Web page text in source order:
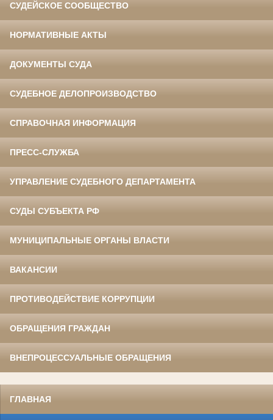
СУДЕЙСКОЕ СООБЩЕСТВО
НОРМАТИВНЫЕ АКТЫ
ДОКУМЕНТЫ СУДА
СУДЕБНОЕ ДЕЛОПРОИЗВОДСТВО
СПРАВОЧНАЯ ИНФОРМАЦИЯ
ПРЕСС-СЛУЖБА
УПРАВЛЕНИЕ СУДЕБНОГО ДЕПАРТАМЕНТА
СУДЫ СУБЪЕКТА РФ
МУНИЦИПАЛЬНЫЕ ОРГАНЫ ВЛАСТИ
ВАКАНСИИ
ПРОТИВОДЕЙСТВИЕ КОРРУПЦИИ
ОБРАЩЕНИЯ ГРАЖДАН
ВНЕПРОЦЕССУАЛЬНЫЕ ОБРАЩЕНИЯ
ГЛАВНАЯ